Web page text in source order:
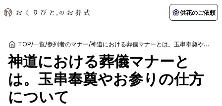
供花のご依頼
初めての方へ
初めての方へ 納棺の儀とは？
葬儀の流れ
関東エリア
東京都
お客様の声
ご葬儀事例 お客様の声
よくある質問
葬儀の知識
葬儀の知識 供花のご依頼
TOP/一覧/参列者のマナー/ 神道における葬儀マナーとは。玉串奉奠やお参りの仕方について
神道における葬儀マナーと
は。玉串奉奠やお参りの仕方
について